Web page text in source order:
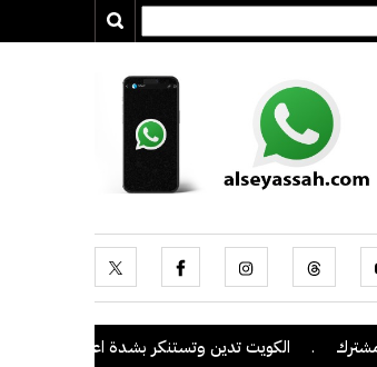
. الكويت تدين وتستنكر بشدة اعتداءات ميليشيا